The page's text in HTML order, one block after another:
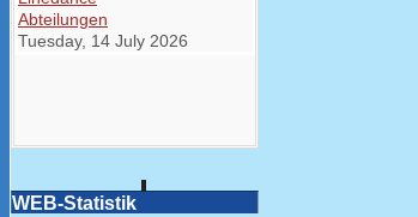
Linedance
Abteilungen
Tuesday, 14 July 2026
WEB-Statistik